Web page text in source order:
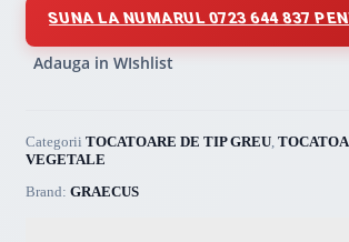
SUNA LA NUMARUL 0723 644 837
Adauga in WIshlist
Categorii TOCATOARE DE TIP GREU,
VEGETALE
Brand: GRAECUS